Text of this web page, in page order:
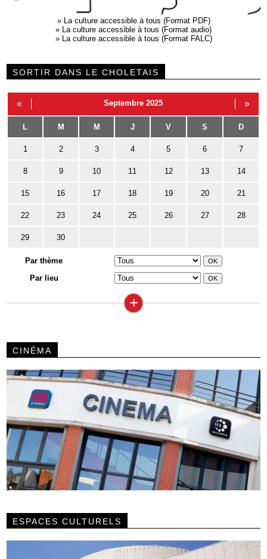
» La culture accessible à tous (Format PDF)
» La culture accessible à tous (Format audio)
» La culture accessible à tous (Format FALC)
SORTIR DANS LE CHOLETAIS
« Septembre 2025 »
L M M J V S D
1 2 3 4 5 6 7
8 9 10 11 12 13 14
15 16 17 18 19 20 21
22 23 24 25 26 27 28
29 30
Par thème
Par lieu
+
CINÉMA
ESPACES CULTURELS